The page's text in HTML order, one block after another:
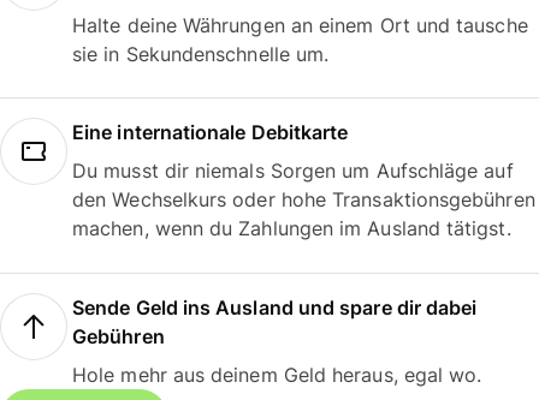
Halte deine Währungen an einem Ort und tausche
sie in Sekundenschnelle um.
Eine internationale Debitkarte
Du musst dir niemals Sorgen um Aufschläge auf
den Wechselkurs oder hohe Transaktionsgebühren
machen, wenn du Zahlungen im Ausland tätigst.
Sende Geld ins Ausland und spare dir dabei
Gebühren
Hole mehr aus deinem Geld heraus, egal wo.